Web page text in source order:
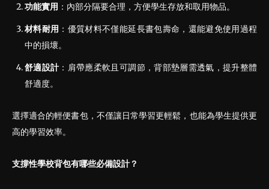
功能實用 ：內部分隔要合理，方便學生存放和取用物品。
材料耐用 ：優質材料不僅能延長書包壽命，還能避免使用過程
中的損壞。
舒適設計：肩帶應柔軟且可調節，背部墊層需透氣，提升整體
舒適度。
選擇適合的輕便書包，不僅讓日常學習更輕鬆，也能為學生提供更
高的學習效率。
支撐性學校背包有哪些必備設計？